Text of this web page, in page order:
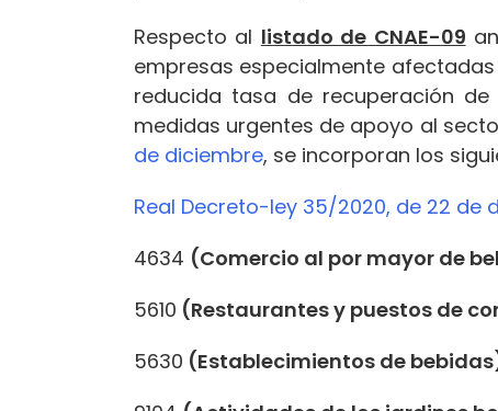
Respecto al listado de CNAE-09
empresas especialmente
reducida tasa de recuperación
medidas urgentes de apoyo al
de diciembre, se incorporan los
Real Decreto-ley 35/2020, de 22 de
4634 (Comercio al por mayor de
5610 (Restaurantes y puestos de
5630 (Establecimientos de